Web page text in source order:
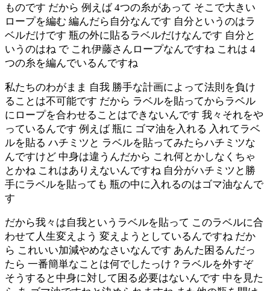
ものです だから 例えば 4つの糸があって そこで大きい
ロープを編む 編んだら自分なんです 自分というのはラ
ベルだけです 瓶の外に貼るラベルだけなんです 自分と
いうのはね で これ伊藤さんロープなんですね これは 4
つの糸を編んでいるんですね
私たちのわがまま 自我 勝手な計画によって法則を負け
ることは不可能です だから ラベルを貼ってからラベル
にロープを合わせることはできないんです 我々それをや
っているんです 例えば 瓶に ゴマ油を入れる 入れてラベ
ルを貼る ハチミツと ラベルを貼ってみたらハチミツな
んですけど 中身は違うんだから これ何とかしなくちゃ
とかね これはありえないんですね 自分がハチミツと勝
手にラベルを貼っても 瓶の中に入れるのはゴマ油なんで
す
だから我々は自我というラベルを貼って このラベルに合
わせて人生変えよう 変えようとしているんですね だか
ら これいい加減やめなさいなんです あんた困るんだっ
たら 一番簡単なことは何でしたっけ？ラベルを外すぞ
そうすると中身に対して困る必要はないんです 中を見た